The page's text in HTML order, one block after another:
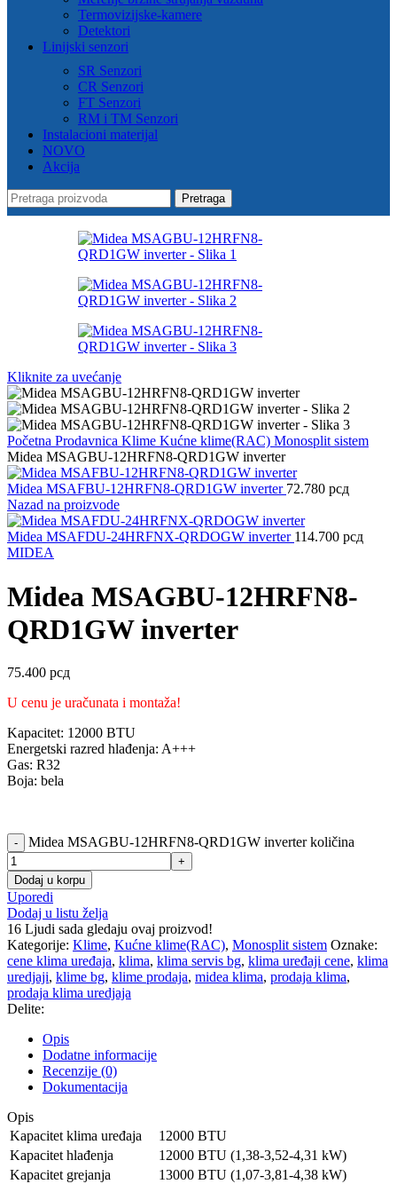
Termovizijske-kamere
Detektori
Linijski senzori
SR Senzori
CR Senzori
FT Senzori
RM i TM Senzori
Instalacioni materijal
NOVO
Akcija
Pretraga
Kliknite za uvećanje
Početna Prodavnica Klime Kućne klime(RAC) Monosplit sistem
Midea MSAGBU-12HRFN8-QRD1GW inverter
Midea MSAFBU-12HRFN8-QRD1GW inverter 72.780 рсд
Nazad na proizvode
Midea MSAFDU-24HRFNX-QRDOGW inverter 114.700 рсд
MIDEA
Midea MSAGBU-12HRFN8-
QRD1GW inverter
75.400 рсд
U cenu je uračunata i montaža!
Kapacitet: 12000 BTU
Energetski razred hlađenja: A+++
Gas: R32
Boja: bela
Midea MSAGBU-12HRFN8-QRD1GW inverter količina
Dodaj u korpu
Uporedi
Dodaj u listu želja
16 Ljudi sada gledaju ovaj proizvod!
Kategorije: Klime, Kućne klime(RAC), Monosplit sistem Oznake:
cene klima uređaja, klima, klima servis bg, klima uređaji cene, klima
uredjaji, klime bg, klime prodaja, midea klima, prodaja klima,
prodaja klima uredjaja
Delite:
Opis
Dodatne informacije
Recenzije (0)
Dokumentacija
Opis
Kapacitet klima uređaja
12000 BTU
Kapacitet hlađenja
12000 BTU (1,38-3,52-4,31 kW)
Kapacitet grejanja
13000 BTU (1,07-3,81-4,38 kW)